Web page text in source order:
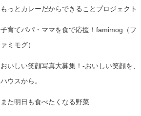
もっとカレーだからできることプロジェクト
子育てパパ・ママを食で応援！famimog（フ
ァミモグ）
おいしい笑顔写真大募集！-おいしい笑顔を、
ハウスから。
また明日も食べたくなる野菜